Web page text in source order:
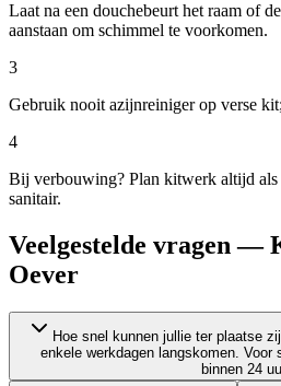
Laat na een douchebeurt het raam of
aanstaan om schimmel te voorkomen.
3
Gebruik nooit azijnreiniger op verse
4
Bij verbouwing? Plan kitwerk altijd als
sanitair.
Veelgestelde vragen —
Oever
Hoe snel kunnen jullie ter plaatse
enkele werkdagen langskomen.
binnen 24